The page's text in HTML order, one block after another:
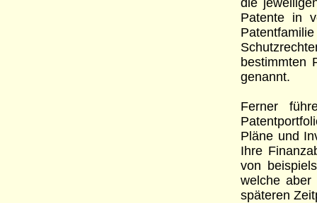
die
Patente in
bestimmten
genannt.
Ferner
Pläne und
Ihre
von
welche aber
späteren